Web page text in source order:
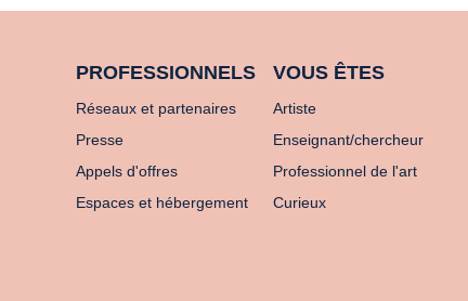
PROFESSIONNELS
Réseaux et partenaires
Presse
Appels d'offres
Espaces et hébergement
VOUS ÊTES
Artiste
Enseignant/chercheur
Professionnel de l'art
Curieux